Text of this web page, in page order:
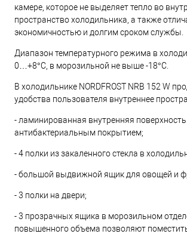
камере, которое не выделяет тепло во
пространство холодильника, а также
экономичностью и долгим сроком службы.
Диапазон температурного режима в
0…+8°С, в морозильной не выше -18°С.
В холодильнике NORDFROST NRB 152 W
удобства пользователя внутреннее
- ламинированная внутренняя
антибактериальным покрытием;
- 4 полки из закаленного стекла в
- большой выдвижной ящик для овощей и
- 3 полки на двери;
- 3 прозрачных ящика в морозильном
повышенного объема позволяют